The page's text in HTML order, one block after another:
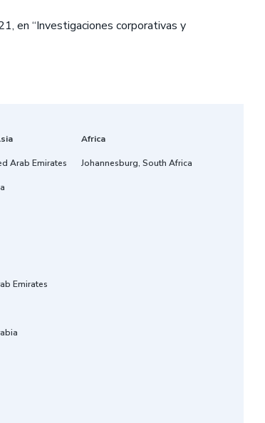
en “Investigaciones corporativas y
Arab Emirates
Emirates
Africa
Johannesburg, South Africa